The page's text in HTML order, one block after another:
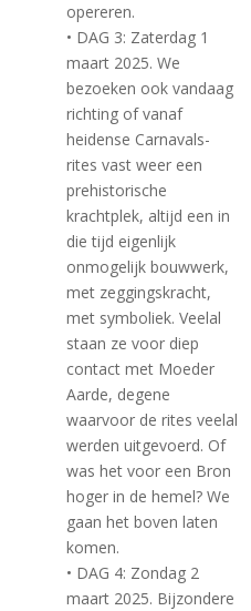
opereren.
• DAG 3: Zaterdag 1
maart 2025. We
bezoeken ook vandaag
richting of vanaf
heidense Carnavals-
rites vast weer een
prehistorische
krachtplek, altijd een in
die tijd eigenlijk
onmogelijk bouwwerk,
met zeggingskracht,
met symboliek. Veelal
staan ze voor diep
contact met Moeder
Aarde, degene
waarvoor de rites veelal
werden uitgevoerd. Of
was het voor een Bron
hoger in de hemel? We
gaan het boven laten
komen.
• DAG 4: Zondag 2
maart 2025. Bijzondere